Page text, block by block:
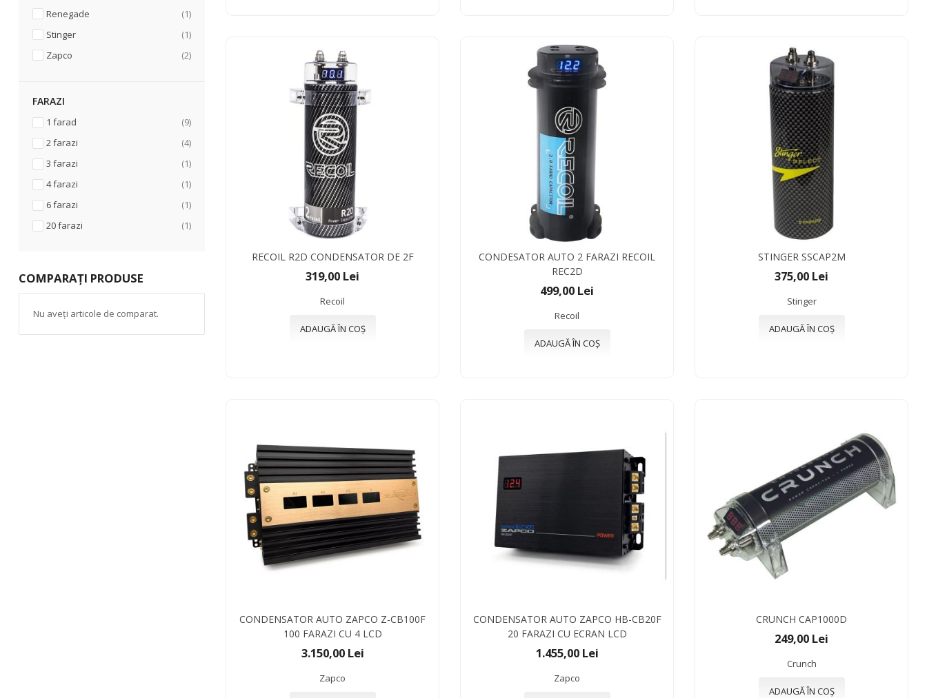
RECOIL R2D CONDENSATOR DE 2F
319,00 Lei
Recoil
ADAUGĂ ÎN COȘ
CONDESATOR AUTO 2 FARAZI RECOIL
REC2D
499,00 Lei
Recoil
ADAUGĂ ÎN COȘ
STINGER SSCAP2M
375,00 Lei
Stinger
ADAUGĂ ÎN COȘ
CONDENSATOR AUTO ZAPCO Z-CB100F
100 FARAZI CU 4 LCD
3.150,00 Lei
Zapco
CONDENSATOR AUTO ZAPCO HB-CB20F
20 FARAZI CU ECRAN LCD
1.455,00 Lei
Zapco
CRUNCH CAP1000D
249,00 Lei
Crunch
ADAUGĂ ÎN COȘ
Renegade
1articol
Stinger
1articol
Zapco
2articole
FARAZI
1 farad 9articole
2 farazi
4articole
3 farazi
1articol
4 farazi
1articol
6 farazi
1articol
20 farazi
1articol
COMPARAȚI PRODUSE
Nu aveți articole de comparat.